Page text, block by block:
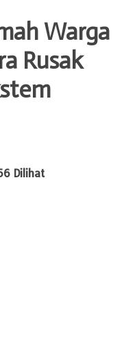
Warga
Rusak
Dilihat